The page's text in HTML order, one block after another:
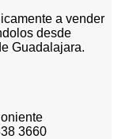
a vender
desde
Guadalajara.
3660